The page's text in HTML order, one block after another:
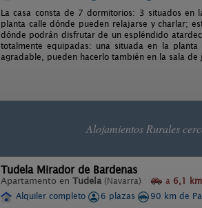
La casa consta de 7 dormitorios: 3 situados
planta calle dónde pueden relajarse y charlar;
dónde podrán disfrutar de un espléndido
totalmente equipadas: una situada en la
agradable, pueden hacerlo también en la sala de
Alojamientos Rurales
Tudela Mirador de Bardenas
Apartamento en Tudela (Navarra) a 6,1 km
Alquiler completo
6 plazas
90 km de